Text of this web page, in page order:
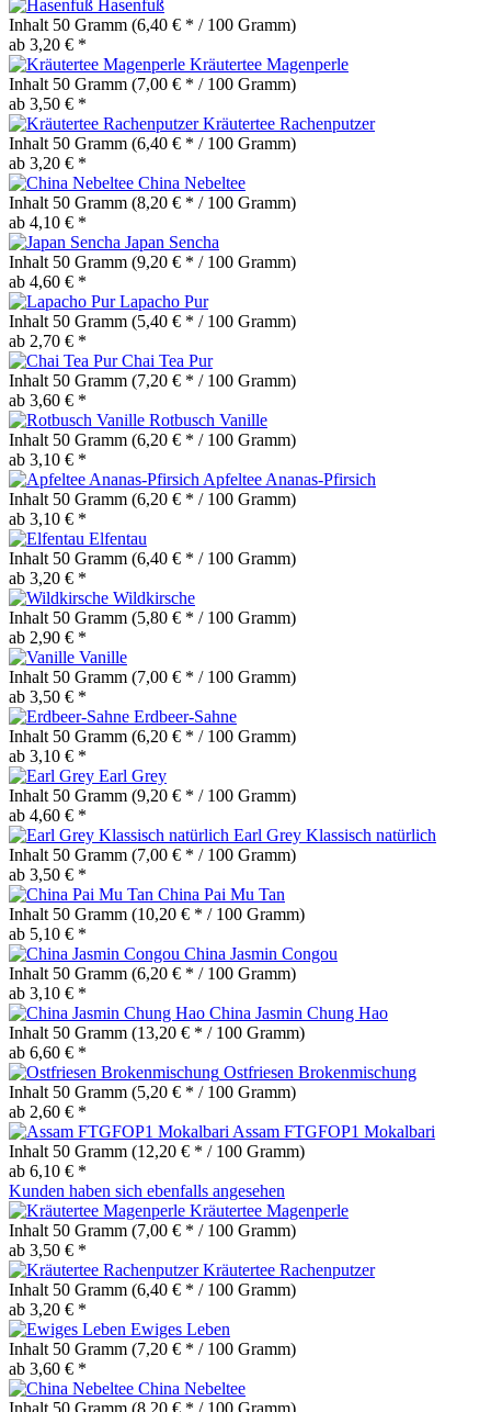
Hasenfuß
Inhalt 50 Gramm (6,40 € * / 100 Gramm)
ab 3,20 € *
Kräutertee Magenperle
Inhalt 50 Gramm (7,00 € * / 100 Gramm)
ab 3,50 € *
Kräutertee Rachenputzer
Inhalt 50 Gramm (6,40 € * / 100 Gramm)
ab 3,20 € *
China Nebeltee
Inhalt 50 Gramm (8,20 € * / 100 Gramm)
ab 4,10 € *
Japan Sencha
Inhalt 50 Gramm (9,20 € * / 100 Gramm)
ab 4,60 € *
Lapacho Pur
Inhalt 50 Gramm (5,40 € * / 100 Gramm)
ab 2,70 € *
Chai Tea Pur
Inhalt 50 Gramm (7,20 € * / 100 Gramm)
ab 3,60 € *
Rotbusch Vanille
Inhalt 50 Gramm (6,20 € * / 100 Gramm)
ab 3,10 € *
Apfeltee Ananas-Pfirsich
Inhalt 50 Gramm (6,20 € * / 100 Gramm)
ab 3,10 € *
Elfentau
Inhalt 50 Gramm (6,40 € * / 100 Gramm)
ab 3,20 € *
Wildkirsche
Inhalt 50 Gramm (5,80 € * / 100 Gramm)
ab 2,90 € *
Vanille
Inhalt 50 Gramm (7,00 € * / 100 Gramm)
ab 3,50 € *
Erdbeer-Sahne
Inhalt 50 Gramm (6,20 € * / 100 Gramm)
ab 3,10 € *
Earl Grey
Inhalt 50 Gramm (9,20 € * / 100 Gramm)
ab 4,60 € *
Earl Grey Klassisch natürlich
Inhalt 50 Gramm (7,00 € * / 100 Gramm)
ab 3,50 € *
China Pai Mu Tan
Inhalt 50 Gramm (10,20 € * / 100 Gramm)
ab 5,10 € *
China Jasmin Congou
Inhalt 50 Gramm (6,20 € * / 100 Gramm)
ab 3,10 € *
China Jasmin Chung Hao
Inhalt 50 Gramm (13,20 € * / 100 Gramm)
ab 6,60 € *
Ostfriesen Brokenmischung
Inhalt 50 Gramm (5,20 € * / 100 Gramm)
ab 2,60 € *
Assam FTGFOP1 Mokalbari
Inhalt 50 Gramm (12,20 € * / 100 Gramm)
ab 6,10 € *
Kunden haben sich ebenfalls angesehen
Kräutertee Magenperle
Inhalt 50 Gramm (7,00 € * / 100 Gramm)
ab 3,50 € *
Kräutertee Rachenputzer
Inhalt 50 Gramm (6,40 € * / 100 Gramm)
ab 3,20 € *
Ewiges Leben
Inhalt 50 Gramm (7,20 € * / 100 Gramm)
ab 3,60 € *
China Nebeltee
Inhalt 50 Gramm (8,20 € * / 100 Gramm)